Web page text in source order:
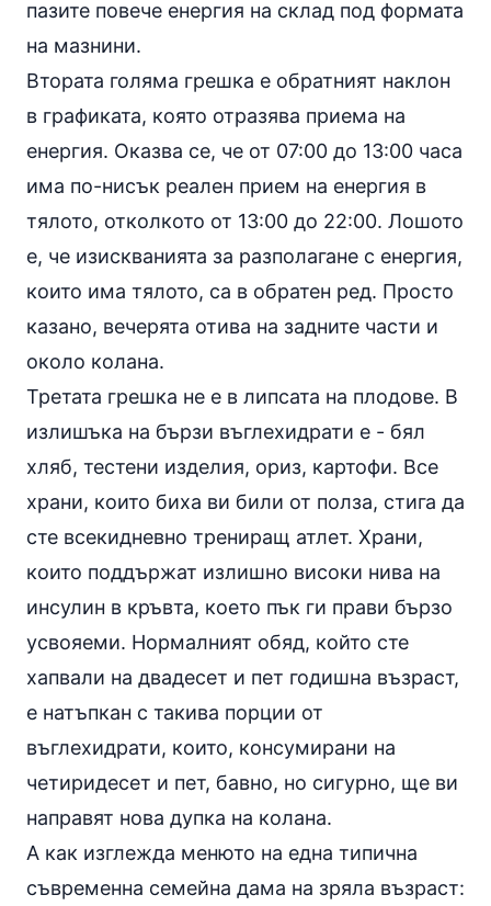
пазите повече енергия на склад под формата
на мазнини.
Втората голяма грешка е обратният наклон
в графиката, която отразява приема на
енергия. Оказва се, че от 07:00 до 13:00 часа
има по-нисък реален прием на енергия в
тялото, отколкото от 13:00 до 22:00. Лошото
е, че изискванията за разполагане с енергия,
които има тялото, са в обратен ред. Просто
казано, вечерята отива на задните части и
около колана.
Третата грешка не е в липсата на плодове. В
излишъка на бързи въглехидрати е - бял
хляб, тестени изделия, ориз, картофи. Все
храни, които биха ви били от полза, стига да
сте всекидневно трениращ атлет. Храни,
които поддържат излишно високи нива на
инсулин в кръвта, което пък ги прави бързо
усвояеми. Нормалният обяд, който сте
хапвали на двадесет и пет годишна възраст,
е натъпкан с такива порции от
въглехидрати, които, консумирани на
четиридесет и пет, бавно, но сигурно, ще ви
направят нова дупка на колана.
А как изглежда менюто на една типична
съвременна семейна дама на зряла възраст: